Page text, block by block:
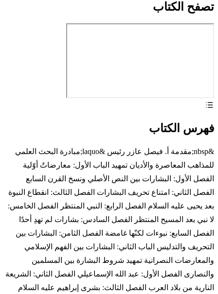
تصفح الكتاب
فهرس الكتاب
&nbsp;مقدمة أ. فيصل عازر رئيس &laquo;مبادرة البحث العلمي
للمذاهب المعاصرة والأديان تمهيد الباب الأول: معارضاتٌ أوّلية
الفصل الأول: البشارات بين النص الأصلي ونسخ القرن السابع
الفصل الثاني: امتناع تحريف البشارات الفصل الثالث: انقطاع النبوة
بعد يحيى عليه السلام الفصل الرابع: النبي المنتظر الفصل الخامس:
لا نبي بعد المسيح المنتظر الفصل السادس: بشارات لم تهدِ أحدًا
الفصل السابع: نبوءات لكنّها غامضة الفصل الثامن: البشارات بين
التحريف والتدليس الباب الثاني: البشارات بين الفهم الإسلامي
والمعارضات النصرانية تمهيد شروط البشارة بين المسلمين
والنصارى الفصل الأول: عبد الله الإسماعيلي الفصل الثاني: الشريعة
النارية من بلاد العرب الفصل الثالث: بشرى إبراهيم عليه السلام